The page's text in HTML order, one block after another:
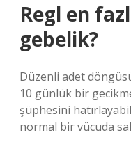
Regl en
gebelik?
Düzenli adet
10 günlük bir
şüphesini
normal bir vücuda